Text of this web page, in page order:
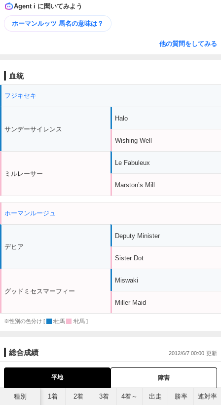
Agent i に聞いてみよう
ホーマンルッツ 馬名の意味は？
他の質問をしてみる
血統
フジキセキ
サンデーサイレンス
ミルレーサー
Halo
Wishing Well
Le Fabuleux
Marston’s Mill
ホーマンルージュ
デヒア
グッドミセスマーフィー
Deputy Minister
Sister Dot
Miswaki
Miller Maid
※性別の色分け [ :牡馬 :牝馬 ]
総合成績 2012/6/7 00:00
平地 障害
種別 1着 2着 3着 4着～ 出走 勝率 連対率